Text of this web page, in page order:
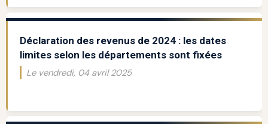
Déclaration des revenus de 2024 : les dates
limites selon les départements sont fixées
Le vendredi, 04 avril 2025